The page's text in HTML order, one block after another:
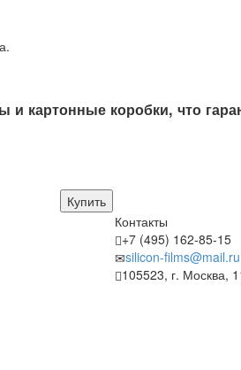
картонные коробки, что
Купить
Контакты
+7 (495) 162-85-15
silicon-films@mail.ru
105523, г. Москва,